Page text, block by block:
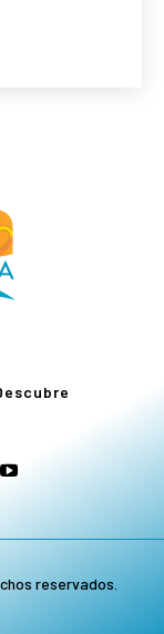
reservados.